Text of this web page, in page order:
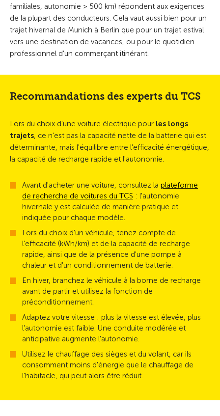
familiales, autonomie > 500 km) répondent aux exigences
de la plupart des conducteurs. Cela vaut aussi bien pour un
trajet hivernal de Munich à Berlin que pour un trajet estival
vers une destination de vacances, ou pour le quotidien
professionnel d'un commerçant itinérant.
Recommandations des experts du TCS
Lors du choix d'une voiture électrique pour les longs
trajets, ce n'est pas la capacité nette de la batterie qui est
déterminante, mais l'équilibre entre l'efficacité énergétique,
la capacité de recharge rapide et l'autonomie.
Avant d'acheter une voiture, consultez la plateforme
de recherche de voitures du TCS : l'autonomie
hivernale y est calculée de manière pratique et
indiquée pour chaque modèle.
Lors du choix d'un véhicule, tenez compte de
l'efficacité (kWh/km) et de la capacité de recharge
rapide, ainsi que de la présence d'une pompe à
chaleur et d'un conditionnement de batterie.
En hiver, branchez le véhicule à la borne de recharge
avant de partir et utilisez la fonction de
préconditionnement.
Adaptez votre vitesse : plus la vitesse est élevée, plus
l'autonomie est faible. Une conduite modérée et
anticipative augmente l'autonomie.
Utilisez le chauffage des sièges et du volant, car ils
consomment moins d'énergie que le chauffage de
l'habitacle, qui peut alors être réduit.